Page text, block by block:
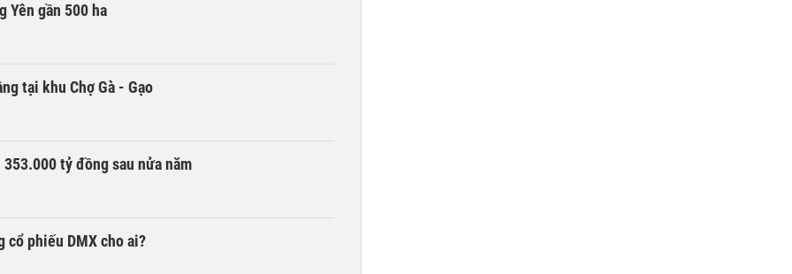
Yên gần 500 ha
tại khu Chợ Gà - Gạo
tỷ đồng sau nửa năm
cổ phiếu DMX cho ai?